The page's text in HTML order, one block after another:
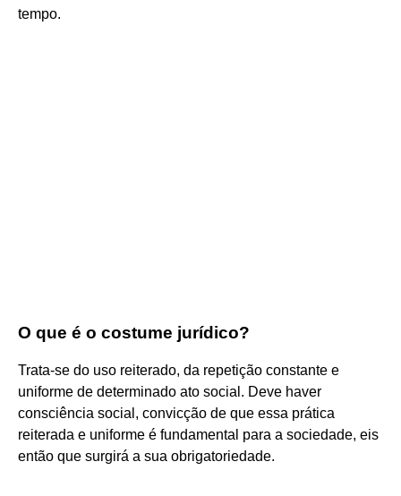
tempo.
O que é o costume jurídico?
Trata-se do uso reiterado, da repetição constante e
uniforme de determinado ato social. Deve haver
consciência social, convicção de que essa prática
reiterada e uniforme é fundamental para a sociedade, eis
então que surgirá a sua obrigatoriedade.